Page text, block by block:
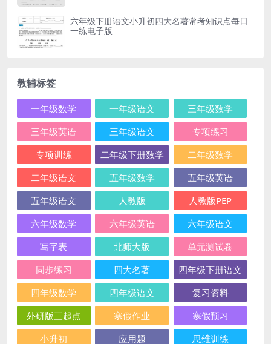
六年级下册语文小升初四大名著常考知识点每日
一练电子版
教辅标签
一年级数学 一年级语文
三年级数学
三年级英语
三年级语文
专项练习
专项训练
二年级下册数学
二年级数学
二年级语文
五年级数学
五年级英语
五年级语文
人教版
人教版PEP
六年级数学
六年级英语
六年级语文
写字表
北师大版
单元测试卷
同步练习
四大名著
四年级下册语文
四年级数学
四年级语文
复习资料
外研版三起点
寒假作业
寒假预习
小升初
应用题 思维训练